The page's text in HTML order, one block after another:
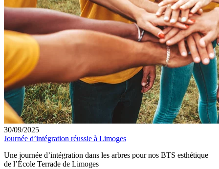
30/09/2025
Journée d’intégration réussie à Limoges
Une journée d’intégration dans les arbres pour nos BTS esthétique
de l’École Terrade de Limoges